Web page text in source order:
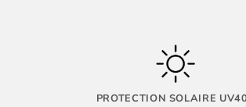
PROTECTION SOLAIRE